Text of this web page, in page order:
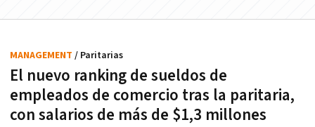
El nuevo ranking de sueldos de
empleados de comercio tras la paritaria,
con salarios de más de $1,3 millones
MANAGEMENT / Paritarias